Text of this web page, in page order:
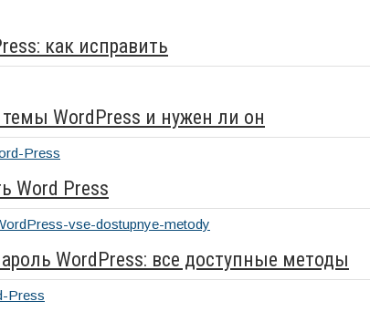
как исправить
темы WordPress и нужен ли он
Word Press
WordPress: все доступные методы